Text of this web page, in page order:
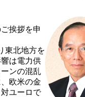
挨拶を申
東北地方を
は電力供
ンの混乱
欧米の金
ユーロで